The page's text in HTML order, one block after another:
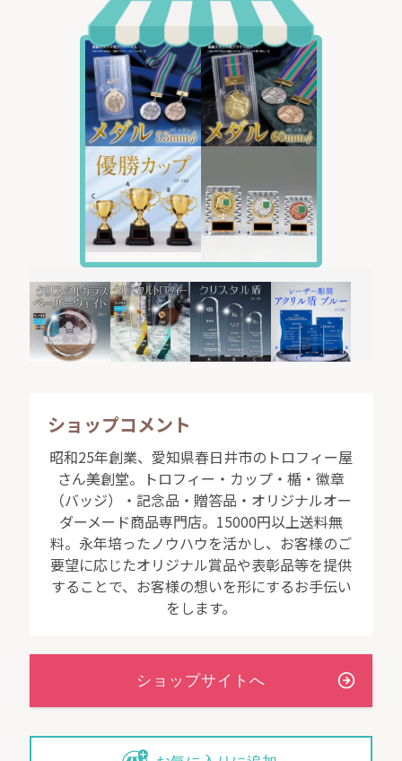
ショップコメント
昭和25年創業、愛知県春日井市のトロフィー屋
さん美創堂。トロフィー・カップ・楯・徽章
（バッジ）・記念品・贈答品・オリジナルオー
ダーメード商品専門店。15000円以上送料無
料。永年培ったノウハウを活かし、お客様のご
要望に応じたオリジナル賞品や表彰品等を提供
することで、お客様の想いを形にするお手伝い
をします。